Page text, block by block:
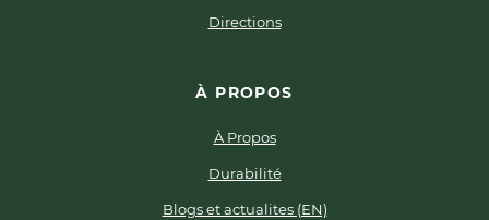
Directions
À PROPOS
À Propos
Durabilité
Blogs et actualites (EN)